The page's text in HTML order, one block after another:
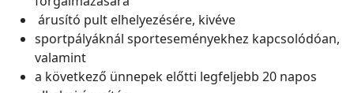
árusító pult elhelyezésére, kivéve
sportpályáknál sporteseményekhez kapcsolódóan,
valamint
a következő ünnepek előtti legfeljebb 20 napos